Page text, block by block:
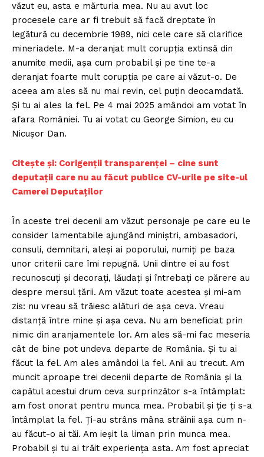
văzut eu, asta e mărturia mea. Nu au avut loc
procesele care ar fi trebuit să facă dreptate în
legătură cu decembrie 1989, nici cele care să clarifice
mineriadele. M-a deranjat mult corupția extinsă din
anumite medii, așa cum probabil și pe tine te-a
deranjat foarte mult corupția pe care ai văzut-o. De
aceea am ales să nu mai revin, cel puțin deocamdată.
Și tu ai ales la fel. Pe 4 mai 2025 amândoi am votat în
afara României. Tu ai votat cu George Simion, eu cu
Nicușor Dan.
Citește și: Corigenții transparenței – cine sunt
deputații care nu au făcut publice CV-urile pe site-ul
Camerei Deputaților
În aceste trei decenii am văzut personaje pe care eu le
consider lamentabile ajungând miniștri, ambasadori,
consuli, demnitari, aleși ai poporului, numiți pe baza
unor criterii care îmi repugnă. Unii dintre ei au fost
recunoscuți și decorați, lăudați și întrebați ce părere au
despre mersul țării. Am văzut toate acestea și mi-am
zis: nu vreau să trăiesc alături de așa ceva. Vreau
distanță între mine și așa ceva. Nu am beneficiat prin
nimic din aranjamentele lor. Am ales să-mi fac meseria
cât de bine pot undeva departe de România. Și tu ai
făcut la fel. Am ales amândoi la fel. Anii au trecut. Am
muncit aproape trei decenii departe de România și la
capătul acestui drum ceva surprinzător s-a întâmplat:
am fost onorat pentru munca mea. Probabil și ție ți s-a
întâmplat la fel. Ți-au strâns mâna străinii așa cum n-
au făcut-o ai tăi. Am ieșit la liman prin munca mea.
Probabil și tu ai trăit experiența asta. Am fost apreciat